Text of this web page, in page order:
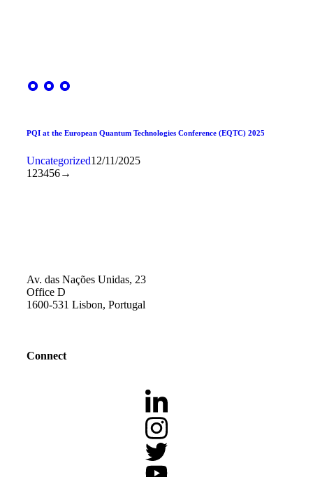
PQI at the European Quantum Technologies Conference (EQTC) 2025
Uncategorized12/11/2025
1 23456→
Av. das Nações Unidas, 23
Office D
1600-531 Lisbon, Portugal
Connect